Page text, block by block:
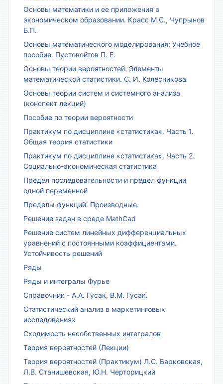
Основы математики и ее приложения в
экономическом образовании. Красс М.С., Чупрынов
Б.П.
Основы математического моделирования: Учебное
пособие. Пустовойтов П. Е.
Основы теории вероятностей. Элементы
математической статистики. С. И. Колесникова
Основы теории систем и системного анализа
(конспект лекций)
Пособие по теории вероятности
Практикум по дисциплине «статистика». Часть 1.
Общая теория статистики
Практикум по дисциплине «статистика». Часть 2.
Социально-экономическая статистика
Предел последовательности и предел функции
одной переменной
Пределы функций. Производные.
Решение задач в среде MathCad
Решение систем линейных дифференциальных
уравнений с постоянными коэффициентами.
Устойчивость решений
Ряды
Ряды и интегралы Фурье
Справочник - А.А. Гусак, В.М. Гусак.
Статистический анализ в маркетинговых
исследованиях
Сходимость несобственных интегралов
Теория вероятностей (Лекции)
Теория вероятностей (Практикум) Л.С. Барковская,
Л.В. Станишевская, Ю.Н. Черторицкий